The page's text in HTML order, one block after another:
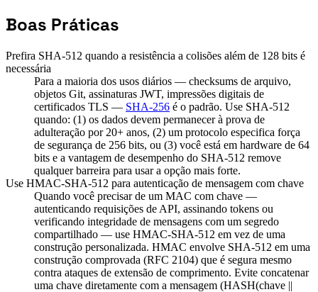
Boas Práticas
Prefira SHA-512 quando a resistência a colisões além de 128 bits é
necessária
Para a maioria dos usos diários — checksums de arquivo,
objetos Git, assinaturas JWT, impressões digitais de
certificados TLS — SHA-256 é o padrão. Use SHA-512
quando: (1) os dados devem permanecer à prova de
adulteração por 20+ anos, (2) um protocolo especifica força
de segurança de 256 bits, ou (3) você está em hardware de 64
bits e a vantagem de desempenho do SHA-512 remove
qualquer barreira para usar a opção mais forte.
Use HMAC-SHA-512 para autenticação de mensagem com chave
Quando você precisar de um MAC com chave —
autenticando requisições de API, assinando tokens ou
verificando integridade de mensagens com um segredo
compartilhado — use HMAC-SHA-512 em vez de uma
construção personalizada. HMAC envolve SHA-512 em uma
construção comprovada (RFC 2104) que é segura mesmo
contra ataques de extensão de comprimento. Evite concatenar
uma chave diretamente com a mensagem (HASH(chave ||